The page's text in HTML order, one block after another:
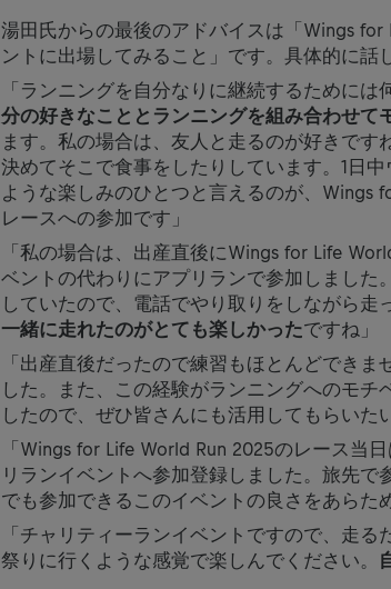
湯田氏からの最後のアドバイスは「Wings
ントに出場してみること」です。具体的に話
「ランニングを自分なりに継続するためには
分の好きなこととランニングを組み合わせて
ます。私の場合は、友人と走るのが好きで
決めてそこで食事をしたりしています。1日
ような楽しみのひとつと言えるのが、Wings
レースへの参加です」
「私の場合は、出産直後にWings for Life
ベントの代わりにアプリランで参加しました
していたので、電話でやり取りをしながら走
一緒に走れたのがとても楽しかったですね」
「出産直後だったので練習もほとんどでき
した。また、この経験がランニングへのモチ
したので、ぜひ皆さんにも活用してもらいた
「Wings for Life World Run 2025のレース当
リランイベントへ参加登録しました。旅先
でも参加できるこのイベントの良さをあらた
「チャリティーランイベントですので、走
祭りに行くような感覚で楽しんでください。